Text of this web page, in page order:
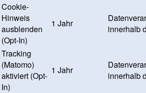
Cookie-
Hinweis
ausblenden
(Opt-In)
1 Jahr
innerhalb
Tracking
(Matomo)
aktiviert (Opt-
In)
1 Jahr
innerhalb